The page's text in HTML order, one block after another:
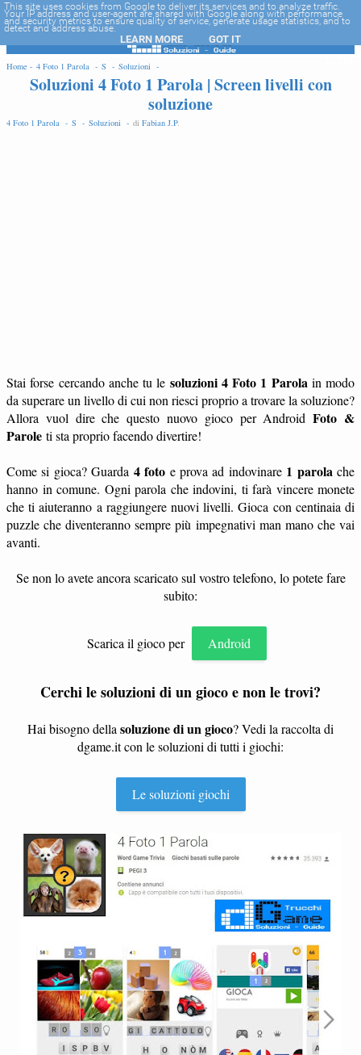
-->
Home - 4 Foto 1 Parola - S - Soluzioni -
Soluzioni 4 Foto 1 Parola | Screen livelli con
soluzione
4 Foto 1 Parola - S - Soluzioni - di Fabian J.P.
Stai forse cercando anche tu le soluzioni 4 Foto 1 Parola in modo
da superare un livello di cui non riesci proprio a trovare la soluzione?
Allora vuol dire che questo nuovo gioco per AndroidFoto &
Parole ti sta proprio facendo divertire!
Come si gioca? Guarda 4 foto e prova ad indovinare 1 parola che
hanno in comune. Ogni parola che indovini, ti farà vincere monete
che ti aiuteranno a raggiungere nuovi livelli. Gioca con centinaia di
puzzle che diventeranno sempre più impegnativi man mano che vai
avanti.
Se non lo avete ancora scaricato sul vostro telefono, lo potete fare
subito:
Scarica il gioco per Android
Cerchi le soluzioni di un gioco e non le trovi?
Hai bisogno della soluzione di un gioco? Vedi la raccolta di
dgame.it con le soluzioni di tutti i giochi:
Le soluzioni giochi
EDIT
This site uses cookies from Google to deliver its services and to analyze traffic.
Your IP address and user-agent are shared with Google along with performance
and security metrics to ensure quality of service, generate usage statistics, and to
detect and address abuse.
LEARN MORE GOT IT